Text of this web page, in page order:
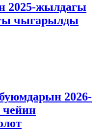
2025-жылдагы
чыгарылды
2026-